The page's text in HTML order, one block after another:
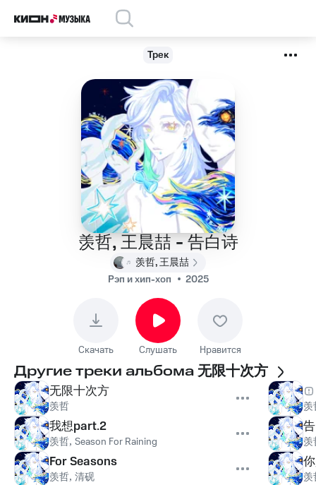
Трек
羡哲, 王晨喆 - 告白诗
羡哲, 王晨喆
Рэп и хип-хоп
2025
Скачать Слушать Нравится
Другие треки альбома无限十次方
无限十次方
羡哲
我想part.2
羡哲, Season For Raining
For Seasons
羡哲, 清砚
羡
羡
羡